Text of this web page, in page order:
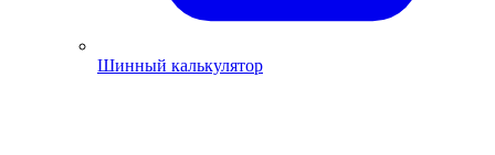
Шинный калькулятор